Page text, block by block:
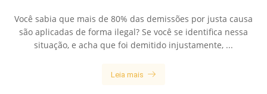
Você sabia que mais de 80% das demissões por justa causa
são aplicadas de forma ilegal? Se você se identifica nessa
situação, e acha que foi demitido injustamente, ...
Leia mais